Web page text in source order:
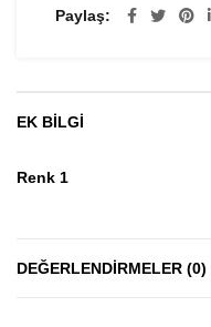
Paylaş
EK BILGI
Renk 1
DEĞERLENDIRMELER (0)